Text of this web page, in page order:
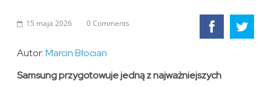
15 maja 2026 0 Comments
Autor:Marcin Błocian
Samsung przygotowuje jedną z najważniejszych